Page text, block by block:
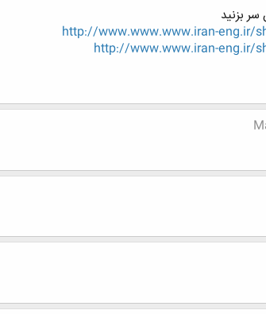
بزنید
http://www.www.www.iran-eng.ir/
http://www.www.iran-eng.ir/